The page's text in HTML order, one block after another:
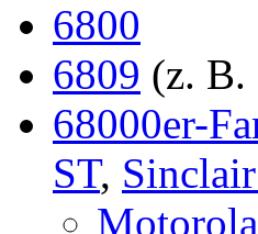
6800
6809 (z. B.
68000er-
ST,